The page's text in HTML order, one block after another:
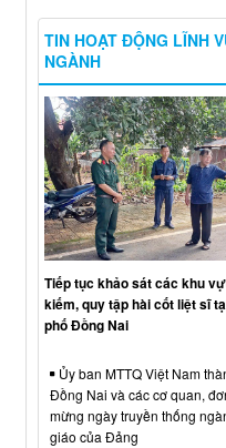
TIN HOẠT ĐỘNG LĨNH
NGÀNH
Tiếp tục khảo sát các khu
kiếm, quy tập hài cốt liệt sĩ
phố Đồng Nai
Ủy ban MTTQ Việt Nam
Đồng Nai và các cơ quan,
mừng ngày truyền thống
giáo của Đảng